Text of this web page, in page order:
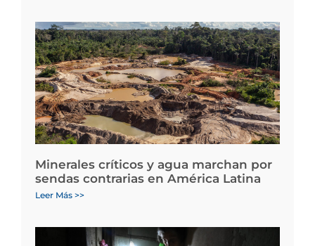
Minerales críticos y agua marchan por
sendas contrarias en América Latina
Leer Más >>